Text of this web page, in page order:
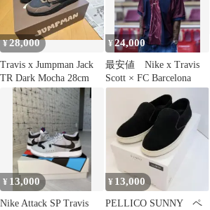
¥28,000
Travis x Jumpman Jack
TR Dark Mocha 28cm
¥24,000
最安値 Nike x Travis
Scott × FC Barcelona
¥ 13,000
Nike Attack SP Travis
¥ 13,000
PELLICO SUNNY ペ